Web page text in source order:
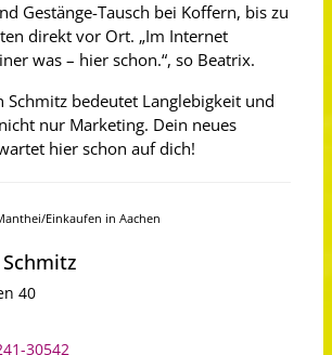
Gestänge-Tausch bei Koffern, bis zu
direkt vor Ort. „Im Internet
was – hier schon.“, so Beatrix.
Schmitz bedeutet Langlebigkeit und
nur Marketing. Dein neues
hier schon auf dich!
Einkaufen in Aachen
40
30542